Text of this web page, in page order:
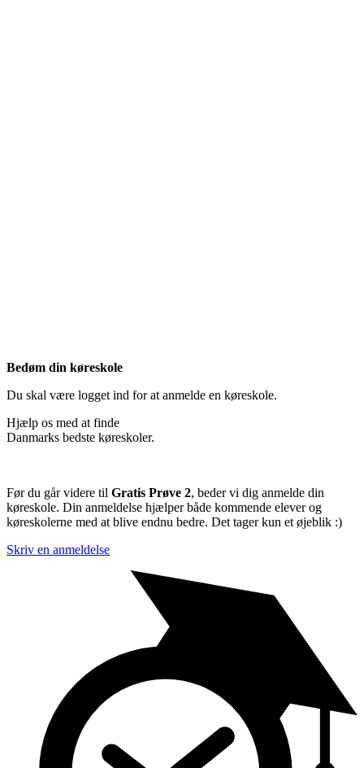
Bedøm din køreskole
Du skal være logget ind for at anmelde en køreskole.
Hjælp os med at finde
Danmarks bedste køreskoler.
Før du går videre til Gratis Prøve 2, beder vi dig anmelde din
køreskole. Din anmeldelse hjælper både kommende elever og
køreskolerne med at blive endnu bedre. Det tager kun et øjeblik :)
Skriv en anmeldelse